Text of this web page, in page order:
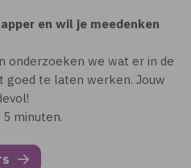
en wil je meedenken
onderzoeken we wat er in de
goed te laten werken. Jouw
minuten.